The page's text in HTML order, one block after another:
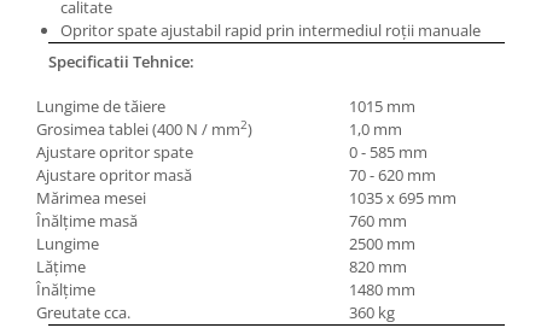
Masini electrice de filetat
Exhaustor pentru aschii metal
Masini de gaurit cu talpa
magnetica
Instalatii de spalare a pieselor
Lame de ferastrau cu varf din
carbura
TiN
Panze de taiere cu banda verticala
Panze de taiere metal pentru
ferastraie
Roti de lustruit
Standuri pentru ferăstraie cu
bandă
calitate
Opritor spate ajustabil rapid prin intermediul roţii manuale
Specificatii Tehnice:
Lungime de tăiere
1015 mm
Grosimea tablei (400 N / mm2)
1,0 mm
Ajustare opritor spate
0 - 585 mm
Ajustare opritor masă
70 - 620 mm
Mărimea mesei
1035 x 695 mm
Înălţime masă
760 mm
Lungime
2500 mm
Lăţime
820 mm
Înălţime
1480 mm
Greutate cca.
360 kg